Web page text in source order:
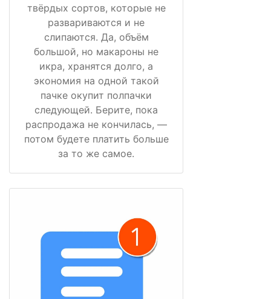
твёрдых сортов, которые не
развариваются и не
слипаются. Да, объём
большой, но макароны не
икра, хранятся долго, а
экономия на одной такой
пачке окупит полпачки
следующей. Берите, пока
распродажа не кончилась, —
потом будете платить больше
за то же самое.